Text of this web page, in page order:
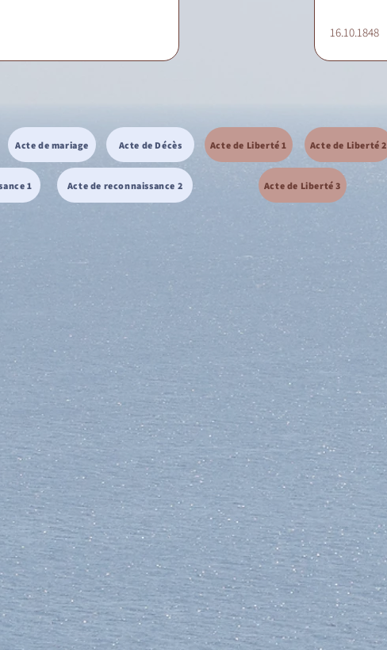
16.10.1848
Acte de mariage Acte de Décès
1 Acte de reconnaissance 2
Acte de Liberté 1 Acte de Liberté 2
Acte de Liberté 3